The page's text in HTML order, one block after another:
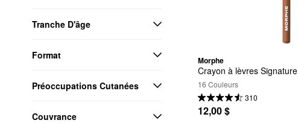
Tranche D'âge
Format
Préoccupations Cutanées
Couvrance
Morphe
Crayon à lèvres Signature
16 Couleurs
310
12,00 $